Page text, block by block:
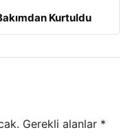
Kurtuldu
Gerekli alanlar *